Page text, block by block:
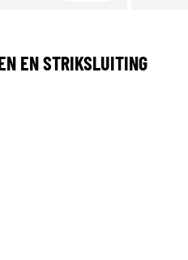
EN STRIKSLUITING